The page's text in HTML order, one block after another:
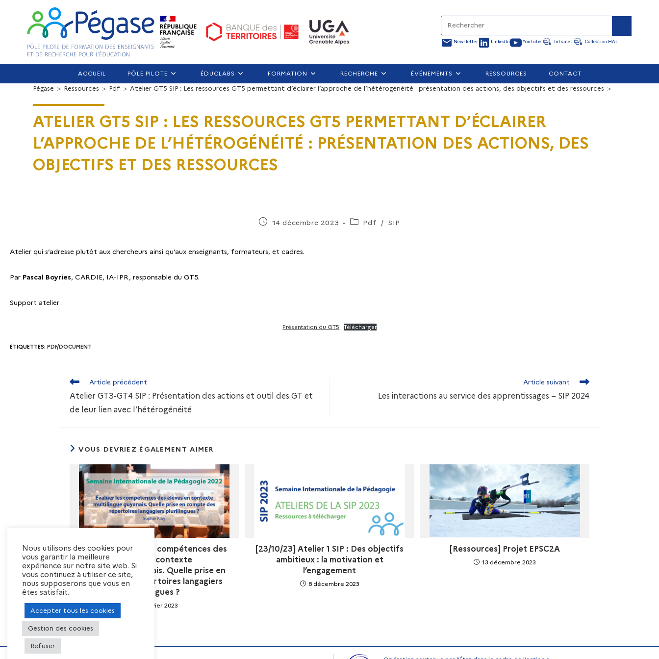
Newsletter LinkedIn YouTube Intranet Collection HAL
ACCUEIL PÔLE PILOTE ÉDUCLABS FORMATION RECHERCHE ÉVÉNEMENTS RESSOURCES CONTACT
ATELIER GT5 SIP : LES RESSOURCES GT5 PERMETTANT D’ÉCLAIRER
L’APPROCHE DE L’HÉTÉROGÉNÉITÉ : PRÉSENTATION DES ACTIONS, DES
OBJECTIFS ET DES RESSOURCES
Pégase > Ressources > Pdf > Atelier GT5 SIP : Les ressources GT5 permettant d’éclairer l’approche de l’hétérogénéité : présentation des actions, des objectifs et des ressources >
14 décembre 2023 Pdf / SIP
Atelier qui s’adresse plutôt aux chercheurs ainsi qu’aux enseignants, formateurs, et cadres.
Par Pascal Boyries, CARDIE, IA-IPR, responsable du GT5.
Support atelier :
Présentation du GT5 Télécharger
ÉTIQUETTES: PDF/DOCUMENT
Article précédent
Atelier GT3-GT4 SIP : Présentation des actions et outil des GT et
de leur lien avec l’hétérogénéité
Article suivant
Les interactions au service des apprentissages – SIP 2024
VOUS DEVRIEZ ÉGALEMENT AIMER
[Vidéo] Évaluer les compétences des
élèves en contexte
multilingue guyanais. Quelle prise en
compte des répertoires langagiers
plurilingues ?
5 janvier 2023
[23/10/23] Atelier 1 SIP : Des objectifs
ambitieux : la motivation et
l’engagement
8 décembre 2023
[Ressources] Projet EPSC2A
13 décembre 2023
Nous utilisons des cookies pour
vous garantir la meilleure
expérience sur notre site web. Si
vous continuez à utiliser ce site,
nous supposerons que vous en
êtes satisfait.
Accepter tous les cookies
Gestion des cookies
Refuser